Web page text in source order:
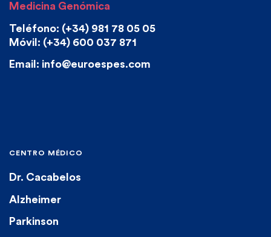
Medicina Genómica
Teléfono: (+34) 981 78 05 05
Móvil: (+34) 600 037 871
Email: info@euroespes.com
CENTRO MÉDICO
Dr. Cacabelos
Alzheimer
Parkinson